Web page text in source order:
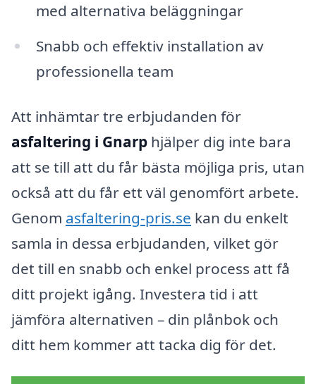
med alternativa beläggningar
Snabb och effektiv installation av
professionella team
Att inhämtar tre erbjudanden för
asfaltering i Gnarp hjälper dig inte bara
att se till att du får bästa möjliga pris, utan
också att du får ett väl genomfört arbete.
Genom asfaltering-pris.se kan du enkelt
samla in dessa erbjudanden, vilket gör
det till en snabb och enkel process att få
ditt projekt igång. Investera tid i att
jämföra alternativen – din plånbok och
ditt hem kommer att tacka dig för det.